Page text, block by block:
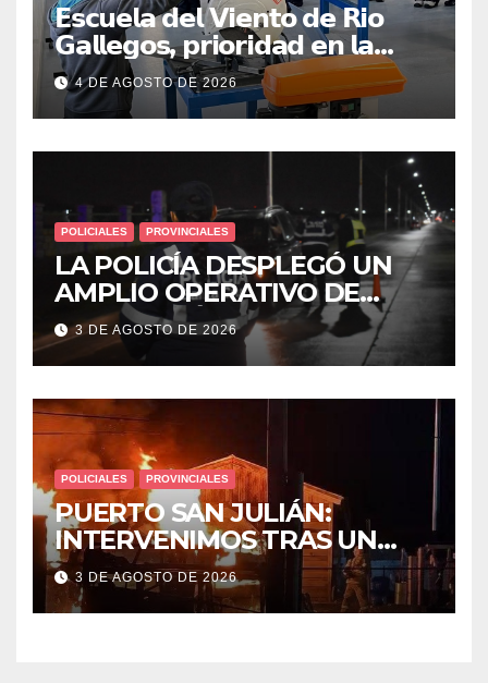
𝗘𝘀𝗰𝘂𝗲𝗹𝗮 𝗱𝗲𝗹 𝗩𝗶𝗲𝗻𝘁𝗼 𝗱𝗲 𝗥𝗶𝗼
𝗚𝗮𝗹𝗹𝗲𝗴𝗼𝘀, 𝗽𝗿𝗶𝗼𝗿𝗶𝗱𝗮𝗱 𝗲𝗻 𝗹𝗮
𝘀𝗲𝗴𝘂𝗿𝗶𝗱𝗮𝗱: 𝗖𝗹𝗮𝘃𝗲 𝗲𝗻 𝗲𝗹 𝗶𝗻𝗶𝗰𝗶𝗼
𝗱𝗲 𝗹𝗼𝘀 𝘁𝗮𝗹𝗹𝗲𝗿𝗲𝘀 𝗶𝗻𝗱𝘂𝘀𝘁𝗿𝗶𝗮𝗹𝗲𝘀
4 DE AGOSTO DE 2026
POLICIALES PROVINCIALES
LA POLICÍA DESPLEGÓ UN
AMPLIO OPERATIVO DE
PREVENCIÓN Y CONTROLES
EN TODA LA CIUDAD
3 DE AGOSTO DE 2026
POLICIALES PROVINCIALES
PUERTO SAN JULIÁN:
INTERVENIMOS TRAS UN
INCENDIO DE VIVIENDA QUE
DEJÓ DOS VÍCTIMAS
FATALES Y UN DETENIDO
3 DE AGOSTO DE 2026